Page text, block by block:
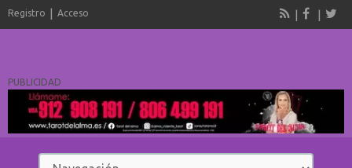
Registro Acceso
PUBLICIDAD